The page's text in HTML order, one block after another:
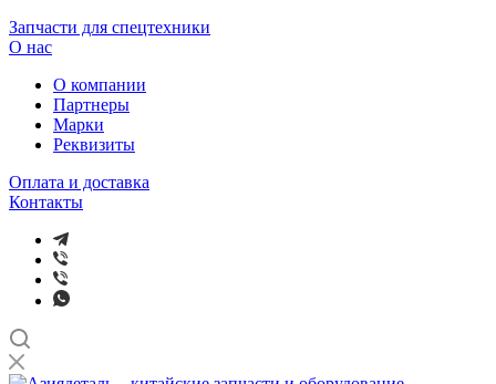
Запчасти для спецтехники
О нас
О компании
Партнеры
Марки
Реквизиты
Оплата и доставка
Контакты